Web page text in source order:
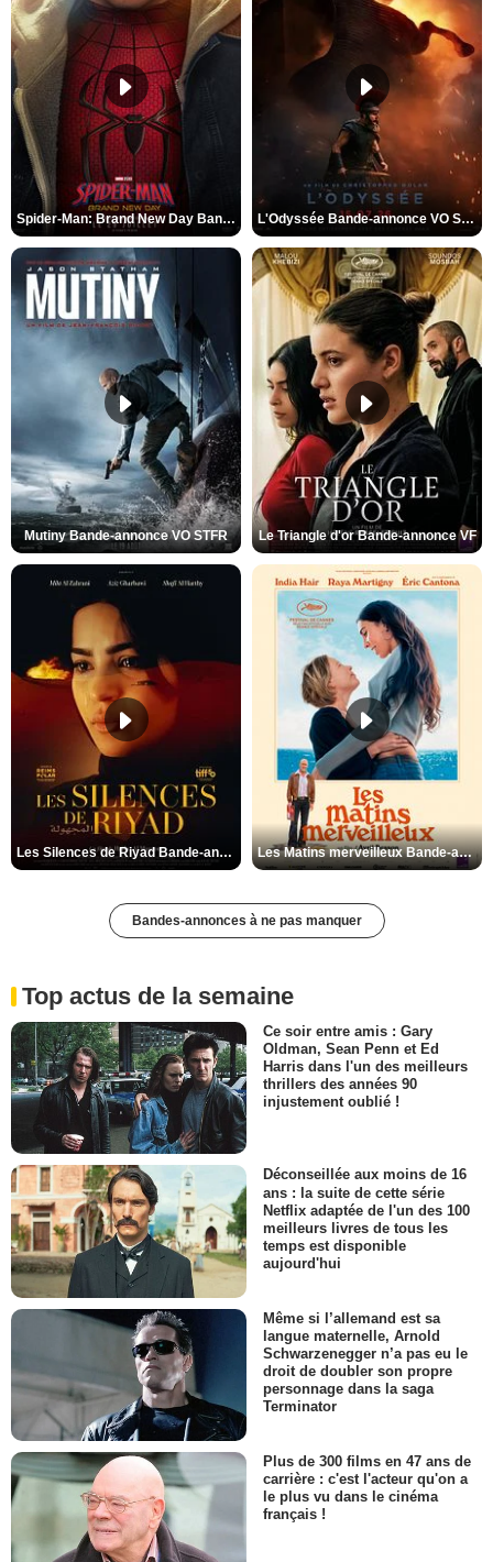
Spider-Man: Brand New Day Bande-annonce VO STFR L'Odyssée Bande-annonce VO STFR
Mutiny Bande-annonce VO STFR Le Triangle d'or Bande-annonce VF
Les Silences de Riyad Bande-annonce VO STFR Les Matins merveilleux Bande-annonce VF
Bandes-annonces à ne pas manquer
Top actus de la semaine
Ce soir entre amis : Gary
Oldman, Sean Penn et Ed
Harris dans l'un des meilleurs
thrillers des années 90
injustement oublié !
Déconseillée aux moins de 16
ans : la suite de cette série
Netflix adaptée de l'un des 100
meilleurs livres de tous les
temps est disponible
aujourd'hui
Même si l’allemand est sa
langue maternelle, Arnold
Schwarzenegger n’a pas eu le
droit de doubler son propre
personnage dans la saga
Terminator
Plus de 300 films en 47 ans de
carrière : c'est l'acteur qu'on a
le plus vu dans le cinéma
français !